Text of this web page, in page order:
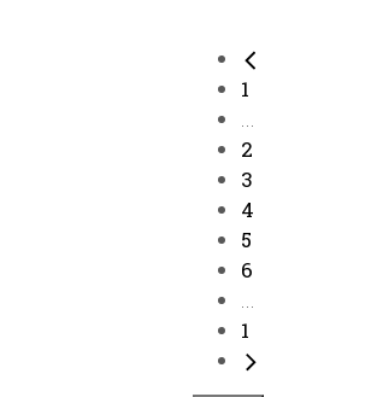
1
...
2
3
4
5
6
...
1